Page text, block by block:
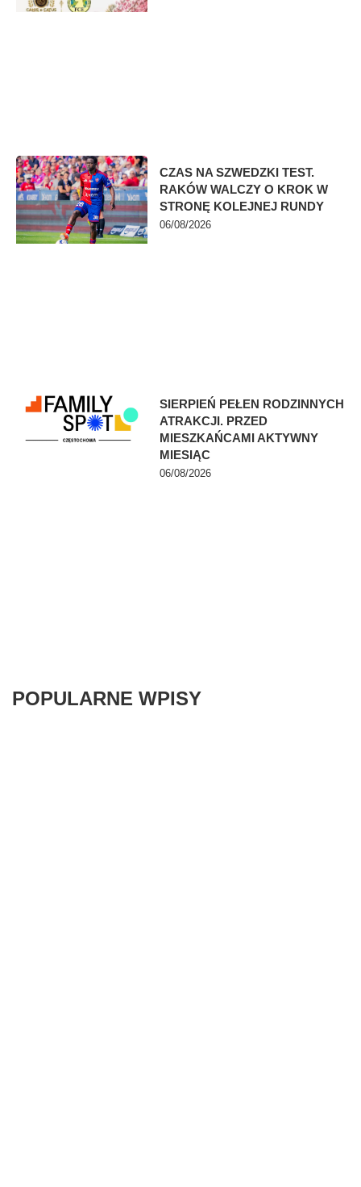
CZAS NA SZWEDZKI TEST.
RAKÓW WALCZY O KROK W
STRONĘ KOLEJNEJ RUNDY
06/08/2026
SIERPIEŃ PEŁEN RODZINNYCH
ATRAKCJI. PRZED
MIESZKAŃCAMI AKTYWNY
MIESIĄC
06/08/2026
POPULARNE WPISY